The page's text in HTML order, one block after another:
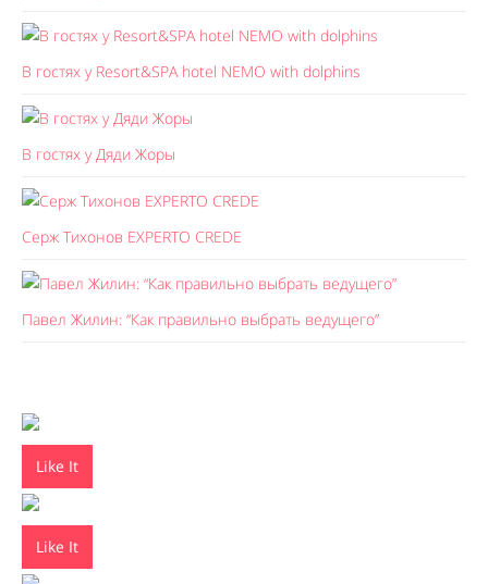
В гостях у Resort&SPA hotel NEMO with dolphins
В гостях у Дяди Жоры
Серж Тихонов EXPERTO CREDE
Павел Жилин: “Как правильно выбрать ведущего”
Like It
Like It